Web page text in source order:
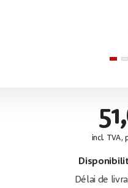
incl. TVA,
Délai de